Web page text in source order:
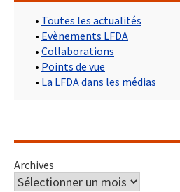
• Toutes les actualités
• Evènements LFDA
• Collaborations
• Points de vue
• La LFDA dans les médias
Archives